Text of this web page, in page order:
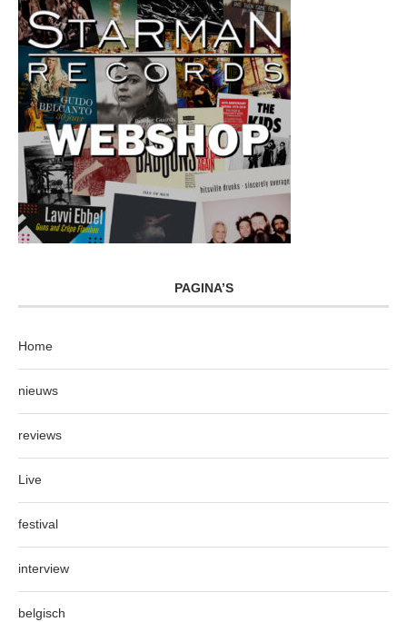
PAGINA’S
Home
nieuws
reviews
Live
festival
interview
belgisch